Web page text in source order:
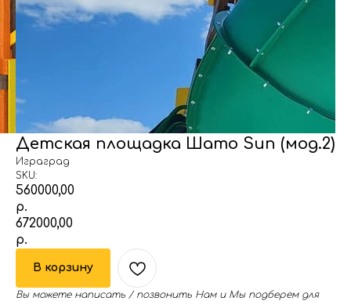
Детская площадка Шато Sun (мод.2)
Играград
SKU:
560000,00
р.
672000,00
р.
В корзину
Вы можете написать / позвонить Нам и Мы подберем для